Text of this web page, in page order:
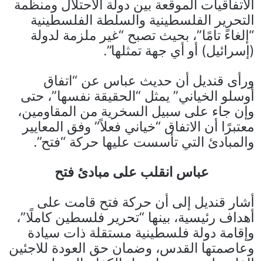
الاتفاقيات الموقعة بين دولة الاحتلال ومنظمة
التحرير الفلسطينية والسلطة الفلسطينية
“إلغاءً تامًا”، بحيث تصبح “غير ملزمة لدولة
(إسرائيل) أو أي جهة تمثلها”.
ورأى قنديل أن حديث عباس عن “اتفاق
أوسلو الخياني” يمثل “الحقيقة نفسها”، حتى
وإن جاء على سبيل السخرية من المقاومين،
معتبرًا أن الاتفاق “خياني فعلاً” وفق المعايير
والمبادئ التي تأسست عليها حركة “فتح”.
عباس انقلب على مبادئ فتح
أشار قنديل إلى أن حركة فتح قامت على
أهداف رئيسية، بينها “تحرير فلسطين كاملًا”،
وإقامة دولة فلسطينية مستقلة ذات سيادة
وعاصمتها القدس، وضمان حق العودة للاجئين